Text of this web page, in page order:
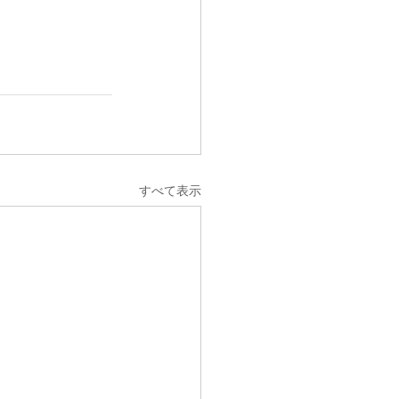
すべて表示